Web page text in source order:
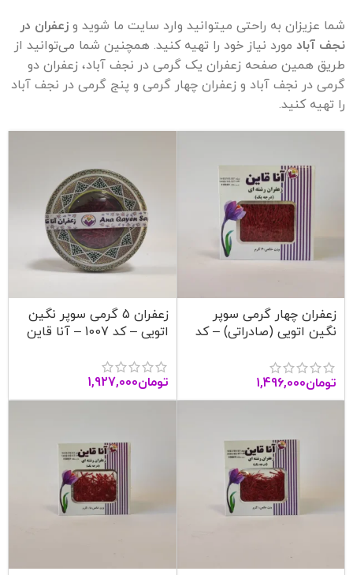
شما عزیزان به راحتی میتوانید وارد سایت ما شوید و زعفران در
نجف آباد مورد نیاز خود را تهیه کنید. همچنین شما می‌توانید از
طریق همین صفحه زعفران یک گرمی در نجف آباد، زعفران دو
گرمی در نجف آباد و زعفران چهار گرمی و پنج گرمی در نجف آباد
را تهیه کنید.
زعفران چهار گرمی سوپر
نگین اتویی (صادراتی) – کد
تومان1,496,000
زعفران 5 گرمی سوپر نگین
اتویی – کد 1007 – آنا قاین
تومان1,927,000